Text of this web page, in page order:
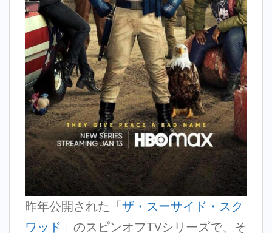
昨年公開された「ザ・スーサイド・スク
ワッド 」のスピンオフTVシリーズで、そ